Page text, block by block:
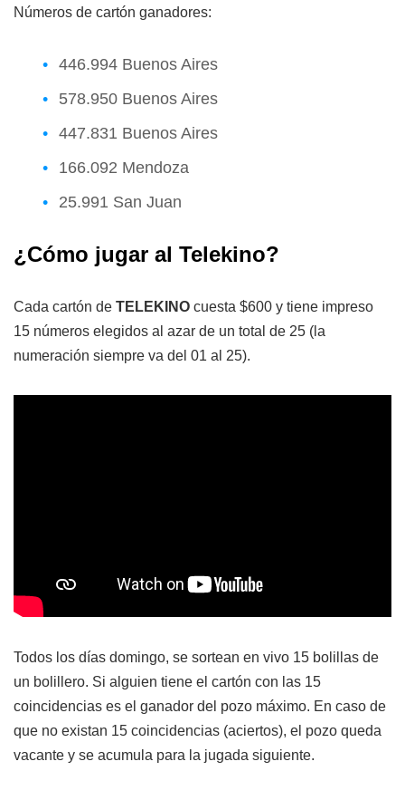
Números de cartón ganadores:
446.994 Buenos Aires
578.950 Buenos Aires
447.831 Buenos Aires
166.092 Mendoza
25.991 San Juan
¿Cómo jugar al Telekino?
Cada cartón de TELEKINO cuesta $600 y tiene impreso
15 números elegidos al azar de un total de 25 (la
numeración siempre va del 01 al 25).
Todos los días domingo, se sortean en vivo 15 bolillas de
un bolillero. Si alguien tiene el cartón con las 15
coincidencias es el ganador del pozo máximo. En caso de
que no existan 15 coincidencias (aciertos), el pozo queda
vacante y se acumula para la jugada siguiente.